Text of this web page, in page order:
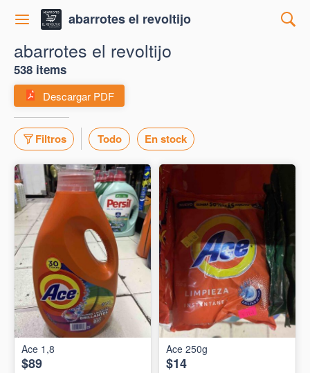
abarrotes el revoltijo
abarrotes el revoltijo
538 items
Descargar PDF
Filtros Todo En stock
Ace 1,8
$89
Ace 250g
$14